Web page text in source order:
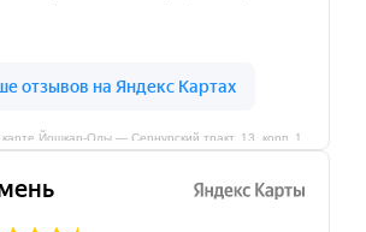
Йошкар‑Олы — Сернурский тракт, 13, корп. 1